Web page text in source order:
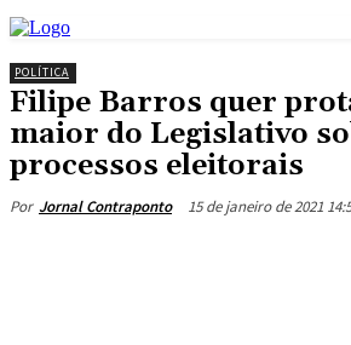
POLÍTICA
Filipe Barros quer
maior do Legislativo
processos eleitorais
Por Jornal Contraponto 15 de janeiro de 2021